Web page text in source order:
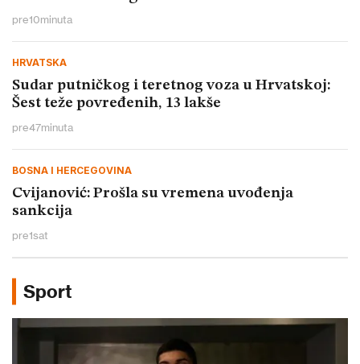
pre10minuta
HRVATSKA
Sudar putničkog i teretnog voza u Hrvatskoj:
Šest teže povređenih, 13 lakše
pre47minuta
BOSNA I HERCEGOVINA
Cvijanović: Prošla su vremena uvođenja
sankcija
pre1sat
Sport